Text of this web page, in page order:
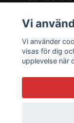
Vi
Vi använder
visas för dig
upplevelse när